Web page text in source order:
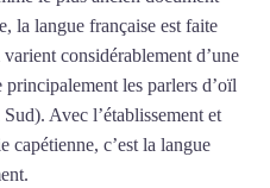
la langue française est faite
considérablement d’une
les parlers d’oïl
Avec l’établissement et
capétienne, c’est la langue